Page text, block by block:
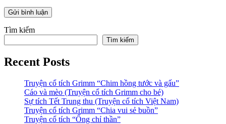
Tìm kiếm
Tìm kiếm
Recent Posts
Truyện cổ tích Grimm “Chim hồng tước và gấu”
Cáo và mèo (Truyện cổ tích Grimm cho bé)
Sự tích Tết Trung thu (Truyện cổ tích Việt Nam)
Truyện cổ tích Grimm “Chia vui sẻ buồn”
Truyện cổ tích “Ống chỉ thần”